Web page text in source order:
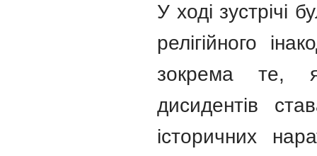
У ході зустрічі
релігійного
зокрема те,
дисидентів
історичних